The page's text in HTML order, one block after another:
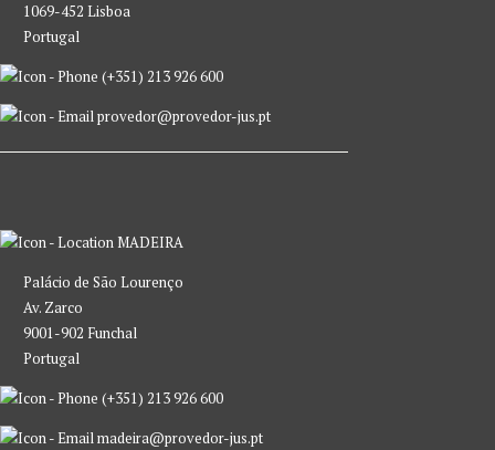
1069-452 Lisboa
Portugal
(+351) 213 926 600
provedor@provedor-jus.pt
MADEIRA
Palácio de São Lourenço
Av. Zarco
9001-902 Funchal
Portugal
(+351) 213 926 600
madeira@provedor-jus.pt